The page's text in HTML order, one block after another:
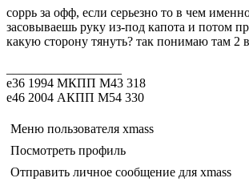
соррь за офф, если серьезно то в чем
засовываешь руку из-под капота и потом
какую сторону тянуть? так понимаю там 2
е36 1994 МКПП М43 318
е46 2004 АКПП М54 330
Меню пользователя xmass
Посмотреть профиль
Отправить личное сообщение для xmass